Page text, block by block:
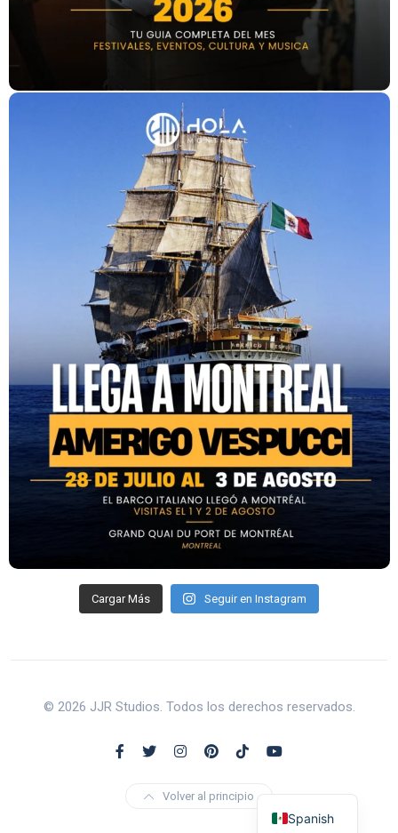
Cargar Más Seguir en Instagram
© 2026 JJR Studios. Todos los derechos reservados.
Volver al principio
Spanish